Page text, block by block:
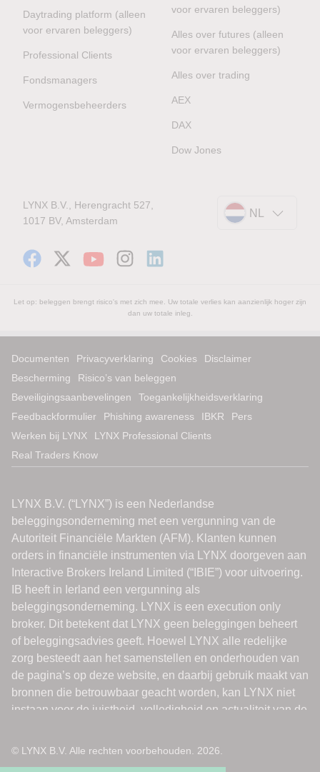
Daytrading platform (alleen
voor ervaren beleggers)
Professional Clients
Fondsmanagers
Vermogensbeheerders
voor ervaren beleggers)
Alles over futures (alleen
voor ervaren beleggers)
Alles over trading
AEX
DAX
Dow Jones
LYNX B.V., Herengracht 527,
1017 BV, Amsterdam
NL
Let op: beleggen brengt risico's met zich mee. Uw totale verlies kan aanzienlijk hoger zijn
dan uw totale inleg.
Documenten Privacyverklaring Cookies
Disclaimer
Bescherming
Risico’s van beleggen
Beveiligingsaanbevelingen
Toegankelijkheidsverklaring
Feedbackformulier
Phishing awareness IBKR
Pers
Werken bij LYNX
LYNX Professional Clients
Real Traders Know
© LYNX B.V. Alle rechten voorbehouden. 2026.